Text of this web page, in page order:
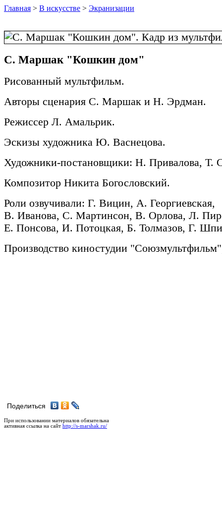
Главная > В искусстве > Экранизации
С. Маршак "Кошкин дом"
Рисованный мультфильм.
Авторы сценария С. Маршак и Н. Эрдман.
Режиссер Л. Амальрик.
Эскизы художника Ю. Васнецова.
Художники-постановщики: Н. Привалова, Т.
Композитор Никита Богословский.
Роли озвучивали: Г. Вицин, А. Георгиевская,
В. Иванова, С. Мартинсон, В. Орлова, Л.
Е. Понсова, И. Потоцкая, Б. Толмазов, Г.
Производство киностудии
Поделиться
При использовании материалов обязательна
активная ссылка на сайт http://s-marshak.ru/